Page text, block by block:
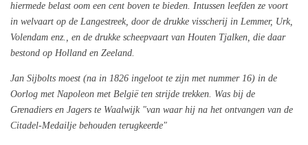
hiermede belast oom een cent boven te bieden. Intussen leefden ze voort
in welvaart op de Langestreek, door de drukke visscherij in Lemmer, Urk,
Volendam enz., en de drukke scheepvaart van Houten Tjalken, die daar
bestond op Holland en Zeeland.
Jan Sijbolts moest (na in 1826 ingeloot te zijn met nummer 16) in de
Oorlog met Napoleon met België ten strijde trekken. Was bij de
Grenadiers en Jagers te Waalwijk "van waar hij na het ontvangen van de
Citadel‑Medailje behouden terugkeerde"